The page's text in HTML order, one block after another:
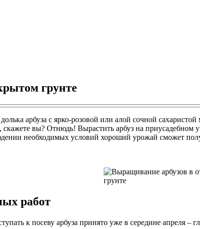
грунте
арбуза с ярко-розовой или алой сочной
скажете вы? Отнюдь! Вырастить арбуз на приусадебном
необходимых условий хороший урожай сможет
работ
к посеву арбуза принято уже в середине апреля –